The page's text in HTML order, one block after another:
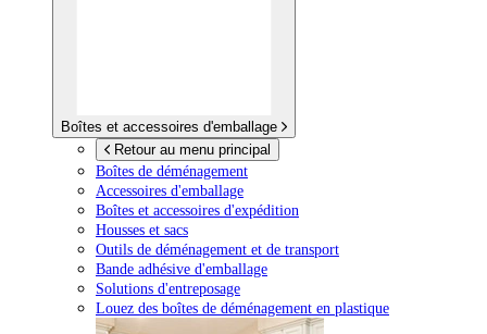
Boîtes et accessoires d'emballage
Retour au menu principal
Boîtes de déménagement
Accessoires d'emballage
Boîtes et accessoires d'expédition
Housses et sacs
Outils de déménagement et de transport
Bande adhésive d'emballage
Solutions d'entreposage
Louez des boîtes de déménagement en plastique